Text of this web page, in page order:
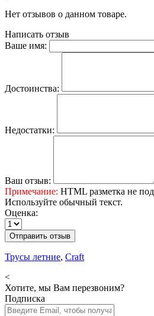
Нет отзывов о данном товаре.
Написать отзыв
Ваше имя:
Достоинства:
Недостатки:
Ваш отзыв:
Примечание: HTML разметка не
Используйте обычный текст.
Оценка:
Отправить отзыв
Трусы летние, Craft
<
Хотите, мы Вам перезвоним?
Подписка